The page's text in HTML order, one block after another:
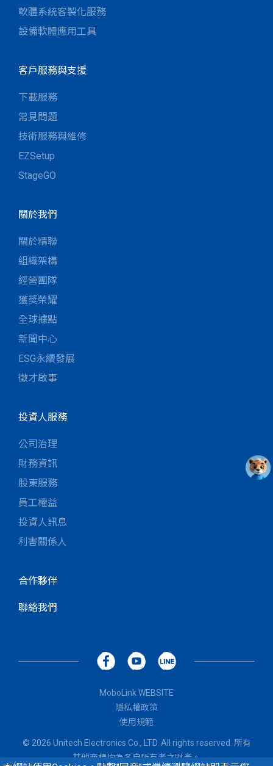
軟體系統客製化服務
設備軟體應用工具
客戶服務與支援
下載服務
常見問題
技術服務與維修
EZSetup
StageGO
關於我們
關於精聯
組織架構
經營團隊
獲獎榮耀
全球據點
新聞中心
ESG永續發展
徵才啟事
投資人服務
公司治理
財務資訊
股東服務
員工權益
投資人訊息
利害關係人
合作夥伴
聯絡我們
MoboLink WEBSITE
隱私權政策
使用規範
© 2026 Unitech Electronics Co., LTD. All rights reserved. 所有
其他商標均為各自所有者之財產。